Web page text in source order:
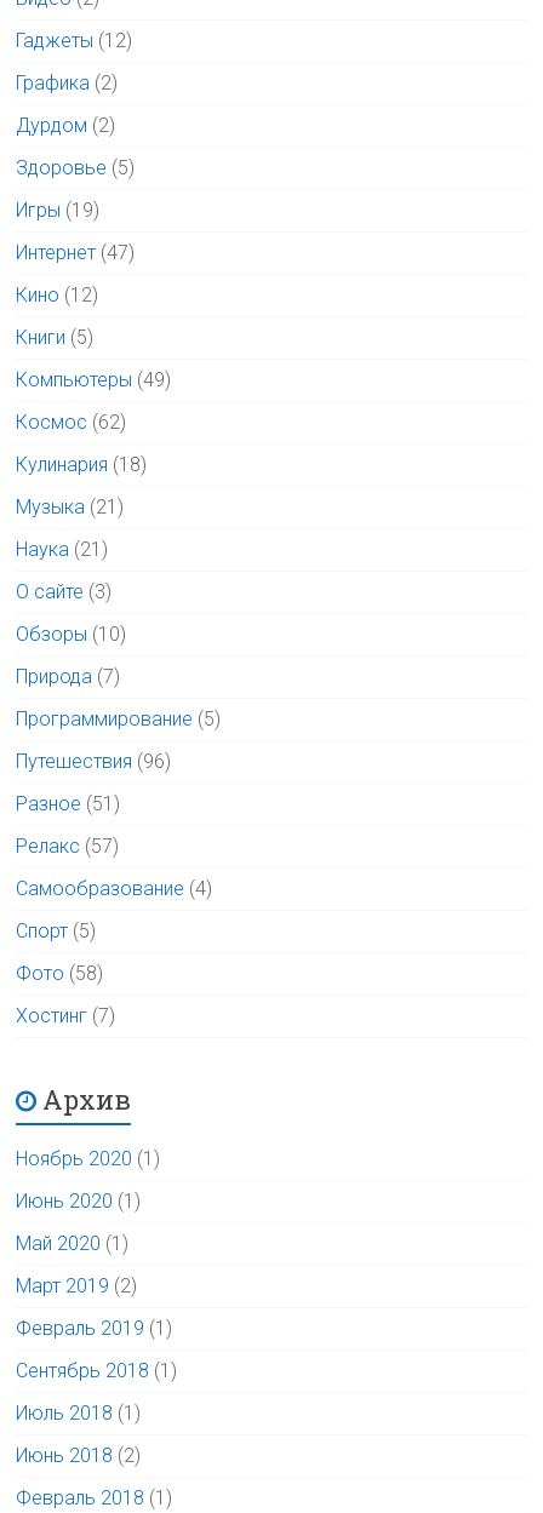
Гаджеты (12)
Графика (2)
Дурдом (2)
Здоровье (5)
Игры (19)
Интернет (47)
Кино (12)
Книги (5)
Компьютеры (49)
Космос (62)
Кулинария (18)
Музыка (21)
Наука (21)
О сайте (3)
Обзоры (10)
Природа (7)
Программирование (5)
Путешествия (96)
Разное (51)
Релакс (57)
Самообразование (4)
Спорт (5)
Фото (58)
Хостинг (7)
Архив
Ноябрь 2020 (1)
Июнь 2020 (1)
Май 2020 (1)
Март 2019 (2)
Февраль 2019 (1)
Сентябрь 2018 (1)
Июль 2018 (1)
Июнь 2018 (2)
Февраль 2018 (1)